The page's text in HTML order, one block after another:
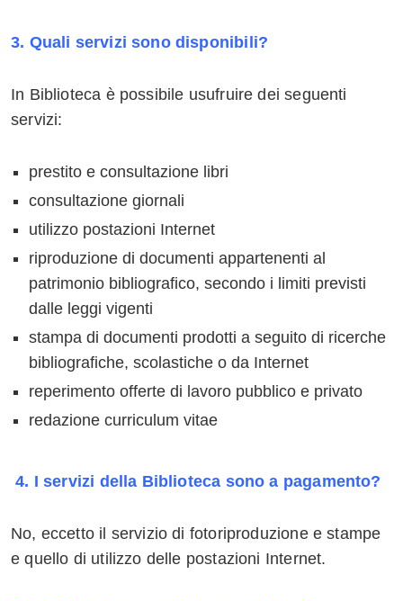
3. Quali servizi sono disponibili?
In Biblioteca è possibile usufruire dei seguenti
servizi:
prestito e consultazione libri
consultazione giornali
utilizzo postazioni Internet
riproduzione di documenti appartenenti al
patrimonio bibliografico, secondo i limiti previsti
dalle leggi vigenti
stampa di documenti prodotti a seguito di ricerche
bibliografiche, scolastiche o da Internet
reperimento offerte di lavoro pubblico e privato
redazione curriculum vitae
4. I servizi della Biblioteca sono a pagamento?
No, eccetto il servizio di fotoriproduzione e stampe
e quello di utilizzo delle postazioni Internet.